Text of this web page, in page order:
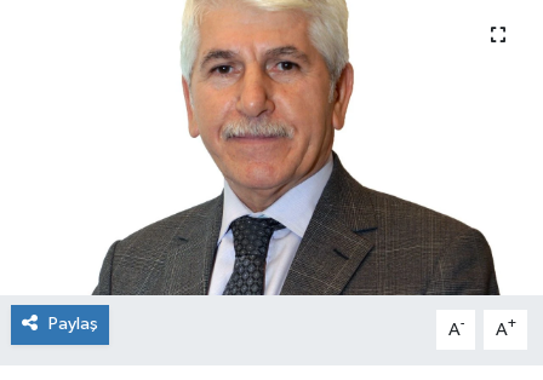
Paylaş A- A+
Tarih - Kültür - Sanat - Turizm